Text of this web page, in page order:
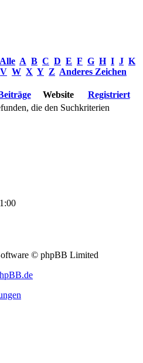
Alle A B C D E F G H I J K
V W X Y Z Anderes Zeichen
Website
Registriert
die den Suchkriterien
© phpBB Limited